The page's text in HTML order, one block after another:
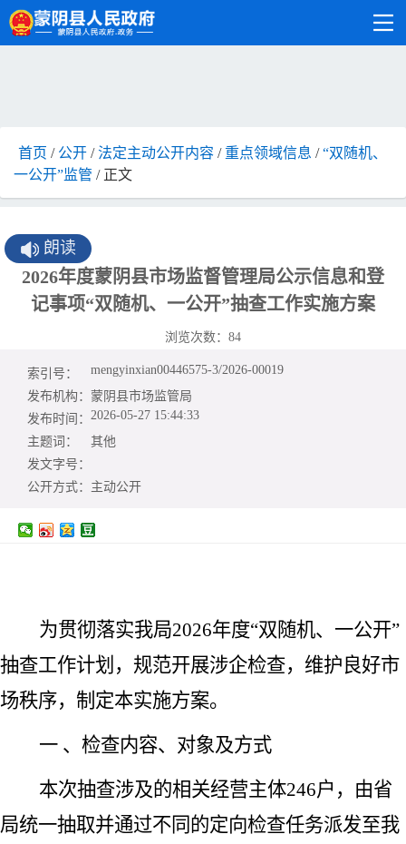
首页 / 公开 /法定主动公开内容 / 重点领域信息 /“双随机、
一公开”监管 / 正文
朗读
2026年度蒙阴县市场监督管理局公示信息和登
记事项“双随机、一公开”抽查工作实施方案
浏览次数： 84
索引号：
mengyinxian00446575-3/2026-00019
发布机构： 蒙阴县市场监管局
发布时间： 2026-05-27 15:44:33
主题词：
其他
发文字号：
公开方式： 主动公开
为贯彻落实我局2026年度“双随机、一公开”
抽查工作计划，规范开展涉企检查，维护良好市
场秩序，制定本实施方案。
一 、检查内容、对象及方式
本次抽查涉及的相关经营主体246户，由省
局统一抽取并通过不同的定向检查任务派发至我